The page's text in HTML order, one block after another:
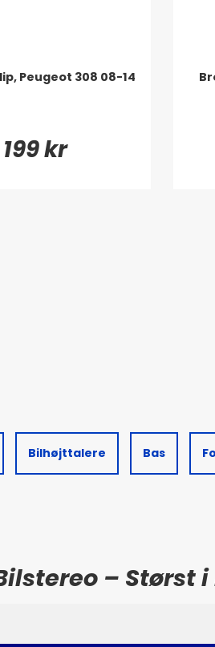
Peugeot 308 08-14
199 kr
Bilhøjttalere Bas
– Størst i